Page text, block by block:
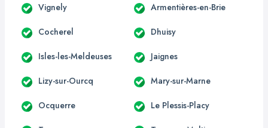
Vignely Armentières-en-Brie
Cocherel Dhuisy
Isles-les-Meldeuses Jaignes
Lizy-sur-Ourcq Mary-sur-Marne
Ocquerre Le Plessis-Placy